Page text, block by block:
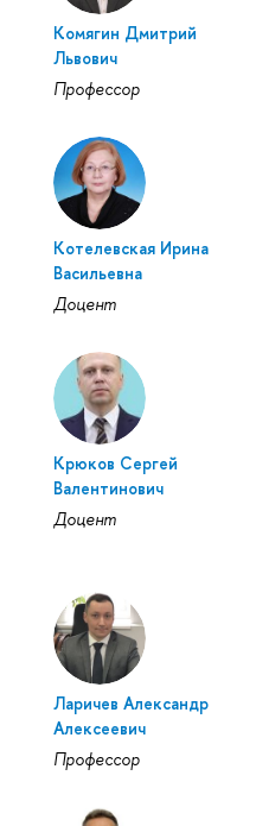
Комягин Дмитрий
Львович
Профессор
Котелевская Ирина
Васильевна
Доцент
Крюков Сергей
Валентинович
Доцент
Ларичев Александр
Алексеевич
Профессор